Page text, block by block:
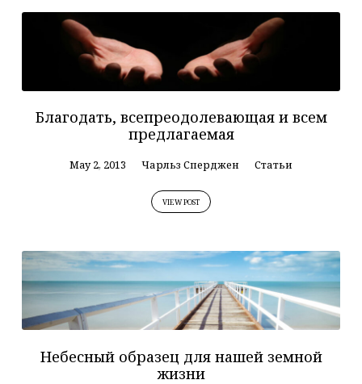
Благодать, всепреодолевающая и всем
предлагаемая
May 2, 2013 Чарльз Сперджен Статьи
VIEW POST
Небесный образец для нашей земной
жизни